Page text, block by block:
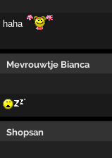
haha
Mevrouwtje Bianca
Shopsan